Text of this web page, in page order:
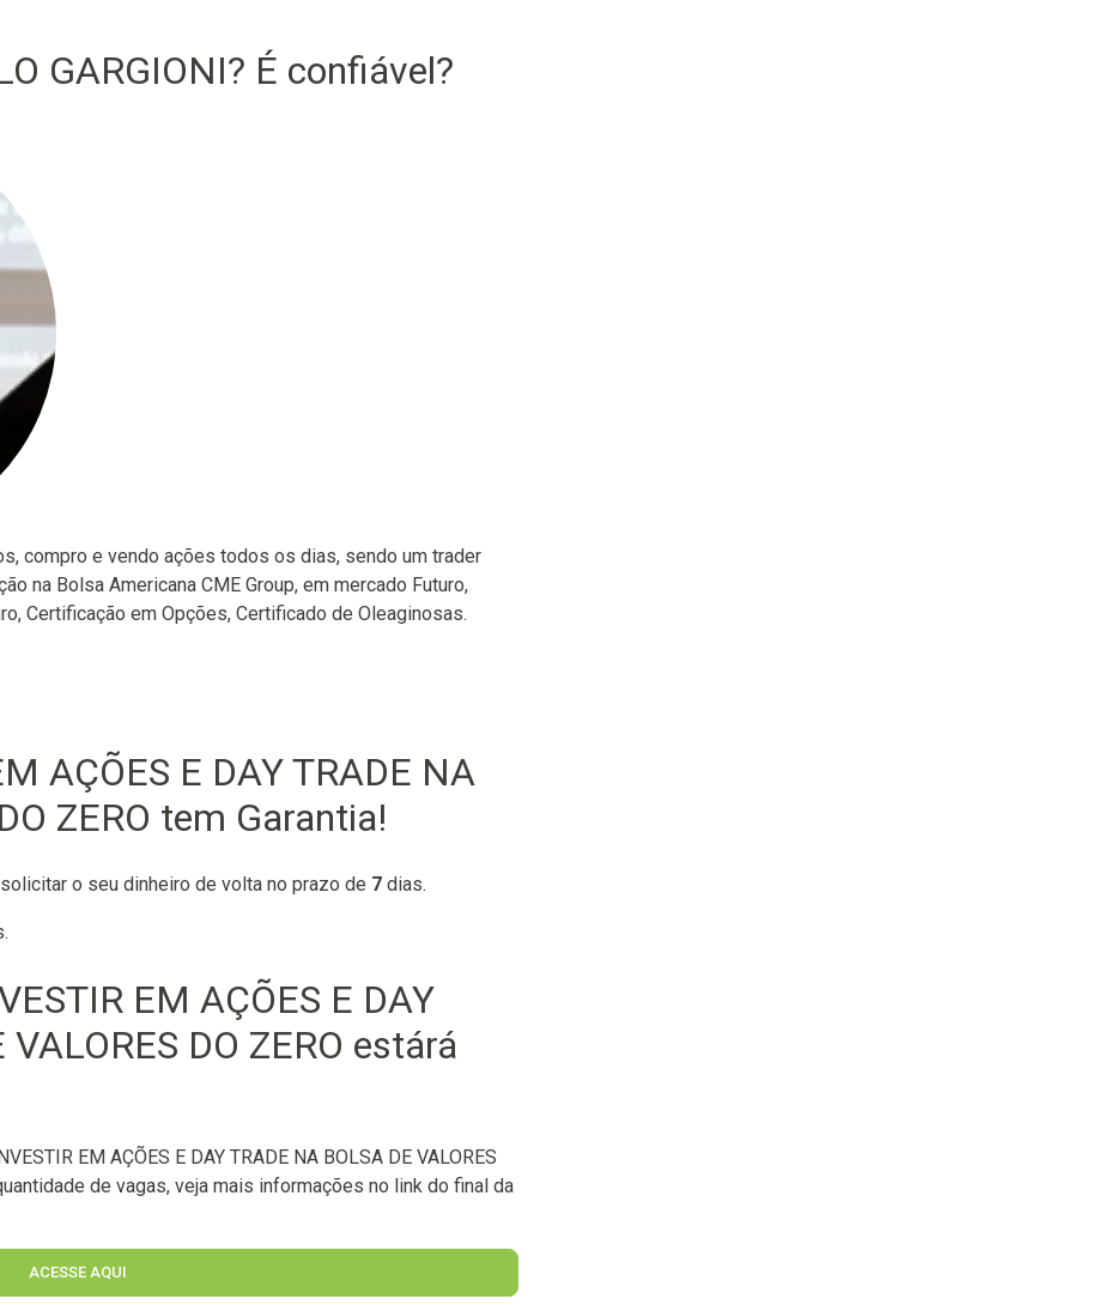
GARGIONI? É confiável?
compro e vendo ações todos os dias, sendo um trader
na Bolsa Americana CME Group, em mercado Futuro,
Certificação em Opções, Certificado de Oleaginosas.
AÇÕES E DAY TRADE NA
ZERO tem Garantia!
o seu dinheiro de volta no prazo de 7 dias.
EM AÇÕES E DAY
DO ZERO estárá
EM AÇÕES E DAY TRADE NA BOLSA DE VALORES
de vagas, veja mais informações no link do final da
ACESSE AQUI